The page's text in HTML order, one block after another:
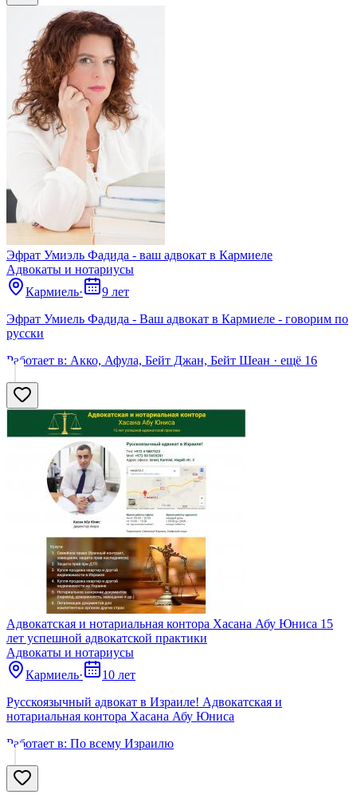
Эфрат Умиэль Фадида - ваш адвокат в Кармиеле
Адвокаты и нoтариусы
Кармиель·
9 лет
Эфрат Умиель Фадида - Ваш адвокат в Кармиеле - говорим по
русски
Работает в: Акко, Афула, Бейт Джан, Бейт Шеан · ещё 16
Адвокатская и нотариальная контора Хасана Абу Юниса 15
лет успешной адвокатской практики
Адвокаты и нoтариусы
Кармиель·
10 лет
Русскоязычный адвокат в Израиле! Адвокатская и
нотариальная контора Хасана Абу Юниса
Работает в: По всему Израилю